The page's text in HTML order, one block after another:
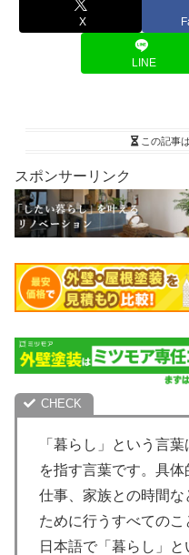
X
LINE
この記事は
スポンサーリンク
「暮らし」という言
を指す言葉です。具体
仕事、家族との時間
ために行うすべてのこ
日本語で「暮らし」